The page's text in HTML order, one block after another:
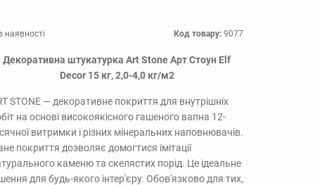
наявності Код товару: 9077
Декоративна штукатурка Art Stone Арт Стоун Elf
Decor 15 кг, 2,0-4,0 кг/м2
STONE — декоративне покриття для внутрішніх
на основі високоякісного гашеного вапна 12-
витримки і різних мінеральних наповнювачів.
покриття дозволяє домогтися імітації
каменю та скелястих порід. Це ідеальне
для будь-якого інтер'єру. Обов'язково для тих,